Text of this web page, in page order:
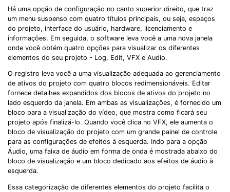
Há uma opção de configuração no canto superior direito, que traz
um menu suspenso com quatro títulos principais, ou seja, espaços
do projeto, interface do usuário, hardware, licenciamento e
informações. Em seguida, o software leva você a uma nova janela
onde você obtém quatro opções para visualizar os diferentes
elementos do seu projeto - Log, Edit, VFX e Audio.
O registro leva você a uma visualização adequada ao gerenciamento
de ativos do projeto com quatro blocos redimensionáveis. Editar
fornece detalhes expandidos dos blocos de ativos do projeto no
lado esquerdo da janela. Em ambas as visualizações, é fornecido um
bloco para a visualização do vídeo, que mostra como ficará seu
projeto após finalizá-lo. Quando você clica no VFX, ele aumenta o
bloco de visualização do projeto com um grande painel de controle
para as configurações de efeitos à esquerda. Indo para a opção
Áudio, uma faixa de áudio em forma de onda é mostrada abaixo do
bloco de visualização e um bloco dedicado aos efeitos de áudio à
esquerda.
Essa categorização de diferentes elementos do projeto facilita o